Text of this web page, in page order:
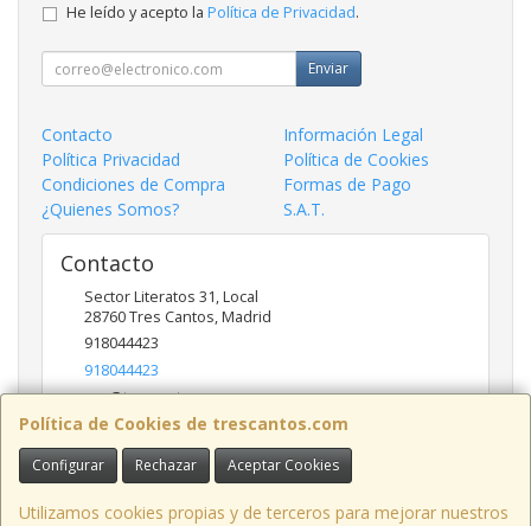
Política de Cookies de trescantos.com
Configurar Rechazar Aceptar Cookies
Utilizamos cookies propias y de terceros para mejorar nuestros
He leído y acepto la Política de Privacidad.
Enviar
Contacto
Información Legal
Política Privacidad
Política de Cookies
Condiciones de Compra
Formas de Pago
¿Quienes Somos?
S.A.T.
Contacto
Sector Literatos 31, Local
28760Tres Cantos,Madrid
918044423
918044423
ncs@trescantos.com
Horario
Lunes a Viernes 9:30 a 14:00 - 15:30 a 19:00